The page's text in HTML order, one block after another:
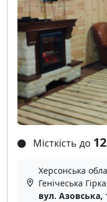
Місткість до 12
Херсонська
Генічеська
вул. Азовська,